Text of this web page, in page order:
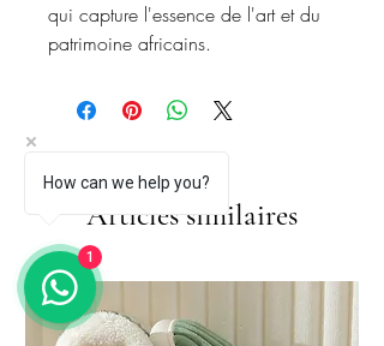
qui capture l'essence de l'art et du
patrimoine africains.
Articles similaires
How can we help you?
1